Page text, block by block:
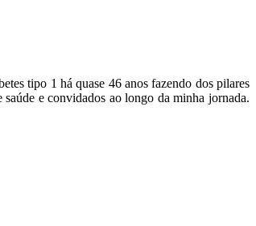
tipo 1 há quase 46 anos fazendo dos pilares
e convidados ao longo da minha jornada.